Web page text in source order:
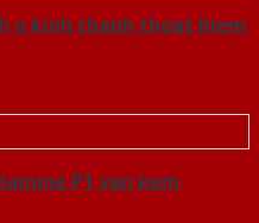
o kinh thanh thoat hiem
P1 van kem